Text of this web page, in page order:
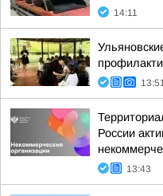
14:11
России
13:43